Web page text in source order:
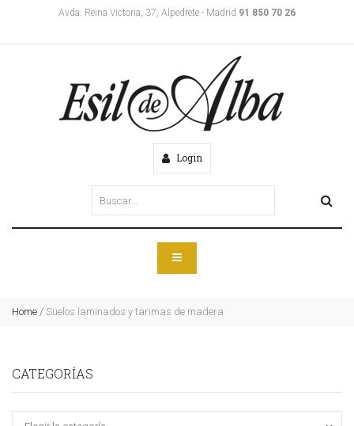
Avda. Reina Victoria, 37, Alpedrete - Madrid 91 850 70 26
Login
Home / Suelos laminados y tarimas de madera
CATEGORÍAS